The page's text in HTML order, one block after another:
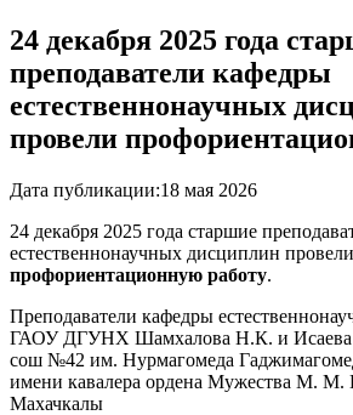
24 декабря 2025 года
преподаватели кафедры
естественнонаучных
провели
Дата публикации:18 мая 2026
24 декабря 2025 года старшие
естественнонаучных дисциплин провели
профориентационную работу.
Преподаватели кафедры
ГАОУ ДГУНХ Шамхалова Н.К. и
сош №42 им. Нурмагомеда
имени кавалера ордена Мужества М. М.
Махачкалы